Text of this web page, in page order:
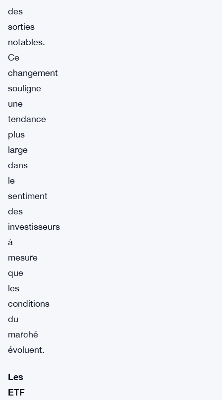
des
sorties
notables.
Ce
changement
souligne
une
tendance
plus
large
dans
le
sentiment
des
investisseurs
à
mesure
que
les
conditions
du
marché
évoluent.
Les
ETF